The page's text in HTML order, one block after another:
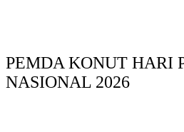
PEMDA KONUT HARI
NASIONAL 2026